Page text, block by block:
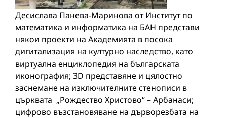
Десислава Панева-Маринова от Институт по
математика и информатика на БАН представи
някои проекти на Академията в посока
дигитализация на културно наследство, като
виртуална енциклопедия на българската
иконография; 3D представяне и цялостно
заснемане на изключителните стенописи в
църквата „Рождество Христово“ – Арбанаси;
цифрово възстановяване на дърворезбата на